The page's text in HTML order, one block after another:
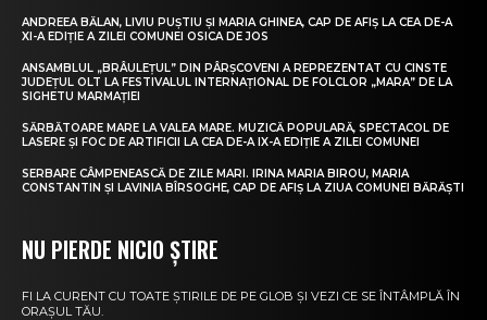
ANDREEA BĂLAN, LIVIU PUȘTIU ȘI MARIA GHINEA, CAP DE AFIȘ LA CEA DE-A
XI-A EDIȚIE A ZILEI COMUNEI OSICA DE JOS
ANSAMBLUL „BRÂULEȚUL” DIN PÂRȘCOVENI A REPREZENTAT CU CINSTE
JUDEȚUL OLT LA FESTIVALUL INTERNAȚIONAL DE FOLCLOR „MARA” DE LA
SIGHETU MARMAȚIEI
SĂRBĂTOARE MARE LA VALEA MARE. MUZICĂ POPULARĂ, SPECTACOL DE
LASERE ȘI FOC DE ARTIFICII LA CEA DE-A IX-A EDIȚIE A ZILEI COMUNEI
SERBARE CÂMPENEASCĂ DE ZILE MARI. IRINA MARIA BIROU, MARIA
CONSTANTIN ȘI LAVINIA BÎRSOGHE, CAP DE AFIȘ LA ZIUA COMUNEI BĂRĂȘTI
NU PIERDE NICIO ȘTIRE
FI LA CURENT CU TOATE ȘTIRILE DE PE GLOB ȘI VEZI CE SE ÎNTÂMPLĂ ÎN
ORAȘUL TĂU.